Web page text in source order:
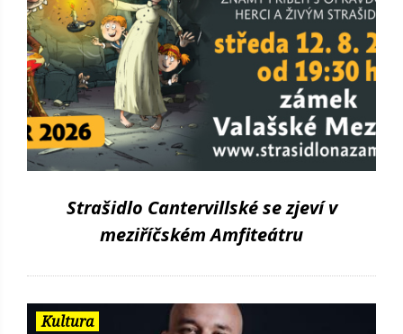
Strašidlo Cantervillské se zjeví v
meziříčském Amfiteátru
Kultura